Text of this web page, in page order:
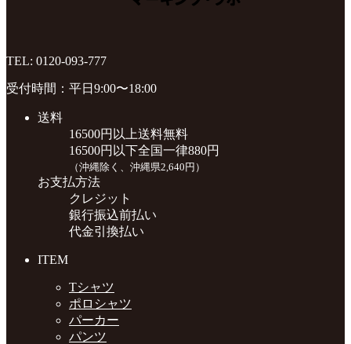
TEL: 0120-093-777
受付時間：平日9:00〜18:00
送料
16500円以上送料無料
16500円以下全国一律880円
（沖縄除く、沖縄県2,640円）
お支払方法
クレジット
銀行振込前払い
代金引換払い
ITEM
Tシャツ
ポロシャツ
パーカー
パンツ